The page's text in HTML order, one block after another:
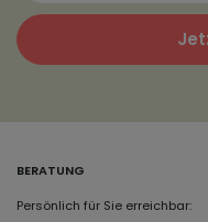
BERATUNG
Persönlich für Sie erreichbar: